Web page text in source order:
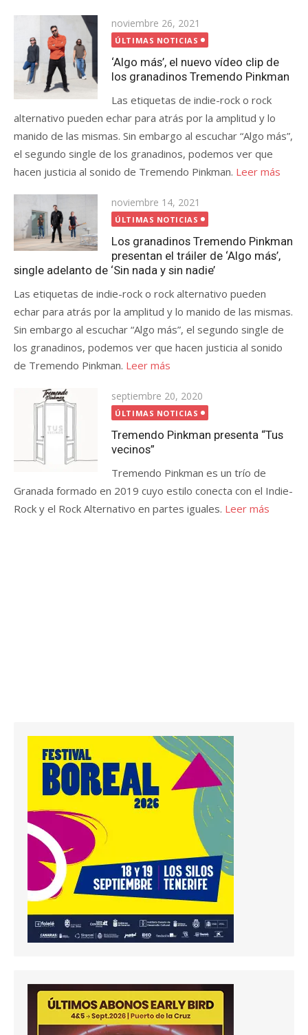
Publicada
el
noviembre 26, 2021
ÚLTIMAS NOTICIAS
‘Algo más’, el nuevo vídeo clip de
los granadinos Tremendo Pinkman
Las etiquetas de indie-rock o rock
alternativo pueden echar para atrás por la amplitud y lo
manido de las mismas. Sin embargo al escuchar “Algo más”,
el segundo single de los granadinos, podemos ver que
hacen justicia al sonido de Tremendo Pinkman. Leer más
Publicada
el
noviembre 14, 2021
ÚLTIMAS NOTICIAS
Los granadinos Tremendo Pinkman
presentan el tráiler de ‘Algo más’,
single adelanto de ‘Sin nada y sin nadie’
Las etiquetas de indie-rock o rock alternativo pueden
echar para atrás por la amplitud y lo manido de las mismas.
Sin embargo al escuchar “Algo más”, el segundo single de
los granadinos, podemos ver que hacen justicia al sonido
de Tremendo Pinkman. Leer más
Publicada
el
septiembre 20, 2020
ÚLTIMAS NOTICIAS
Tremendo Pinkman presenta “Tus
vecinos”
Tremendo Pinkman es un trío de
Granada formado en 2019 cuyo estilo conecta con el Indie-
Rock y el Rock Alternativo en partes iguales. Leer más